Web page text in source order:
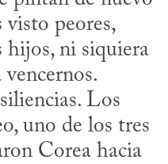
visto peores,
hijos, ni siquiera
uno de los tres
Corea hacia